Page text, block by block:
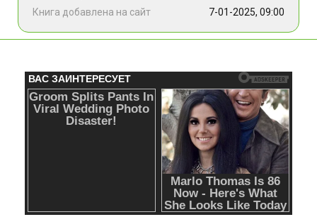
Книга добавлена на сайт
7-01-2025, 09:00